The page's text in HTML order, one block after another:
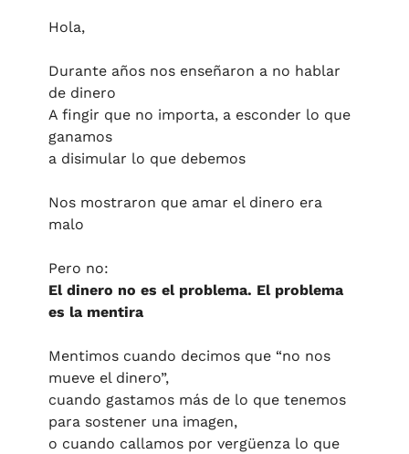
Hola,
Durante años nos enseñaron a no hablar
de dinero
A fingir que no importa, a esconder lo que
ganamos
a disimular lo que debemos
Nos mostraron que amar el dinero era
malo
Pero no:
El dinero no es el problema. El problema
es la mentira
Mentimos cuando decimos que “no nos
mueve el dinero”,
cuando gastamos más de lo que tenemos
para sostener una imagen,
o cuando callamos por vergüenza lo que